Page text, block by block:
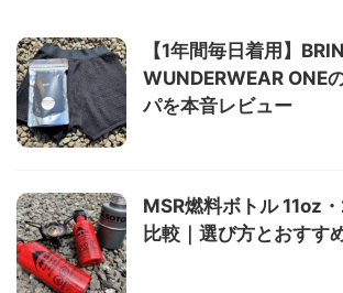
【1年間毎日着用】
WUNDERWEAR ONE
パを本音レビュー
MSR燃料ボトル 11oz
比較｜選び方とおすす